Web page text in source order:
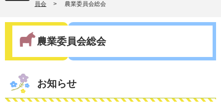
本
員会
> 農業委員会総会
農業委員会総会
お知らせ